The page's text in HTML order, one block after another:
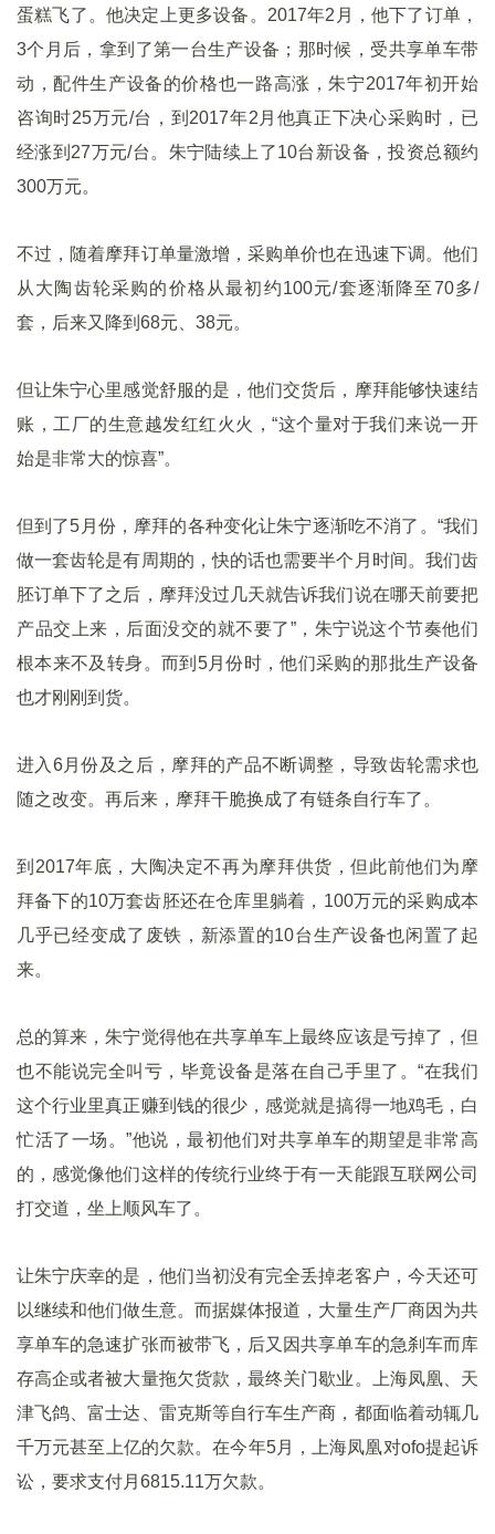
蛋糕飞了。他决定上更多设备。2017年2月，他下了订单，
3个月后，拿到了第一台生产设备；那时候，受共享单车带
动，配件生产设备的价格也一路高涨，朱宁2017年初开始
咨询时25万元/台，到2017年2月他真正下决心采购时，已
经涨到27万元/台。朱宁陆续上了10台新设备，投资总额约
300万元。
不过，随着摩拜订单量激增，采购单价也在迅速下调。他们
从大陶齿轮采购的价格从最初约100元/套逐渐降至70多/
套，后来又降到68元、38元。
但让朱宁心里感觉舒服的是，他们交货后，摩拜能够快速结
账，工厂的生意越发红红火火，“这个量对于我们来说一开
始是非常大的惊喜”。
但到了5月份，摩拜的各种变化让朱宁逐渐吃不消了。“我们
做一套齿轮是有周期的，快的话也需要半个月时间。我们齿
胚订单下了之后，摩拜没过几天就告诉我们说在哪天前要把
产品交上来，后面没交的就不要了”，朱宁说这个节奏他们
根本来不及转身。而到5月份时，他们采购的那批生产设备
也才刚刚到货。
进入6月份及之后，摩拜的产品不断调整，导致齿轮需求也
随之改变。再后来，摩拜干脆换成了有链条自行车了。
到2017年底，大陶决定不再为摩拜供货，但此前他们为摩
拜备下的10万套齿胚还在仓库里躺着，100万元的采购成本
几乎已经变成了废铁，新添置的10台生产设备也闲置了起
来。
总的算来，朱宁觉得他在共享单车上最终应该是亏掉了，但
也不能说完全叫亏，毕竟设备是落在自己手里了。“在我们
这个行业里真正赚到钱的很少，感觉就是搞得一地鸡毛，白
忙活了一场。”他说，最初他们对共享单车的期望是非常高
的，感觉像他们这样的传统行业终于有一天能跟互联网公司
打交道，坐上顺风车了。
让朱宁庆幸的是，他们当初没有完全丢掉老客户，今天还可
以继续和他们做生意。而据媒体报道，大量生产厂商因为共
享单车的急速扩张而被带飞，后又因共享单车的急刹车而库
存高企或者被大量拖欠货款，最终关门歇业。上海凤凰、天
津飞鸽、富士达、雷克斯等自行车生产商，都面临着动辄几
千万元甚至上亿的欠款。在今年5月，上海凤凰对ofo提起诉
讼，要求支付月6815.11万欠款。